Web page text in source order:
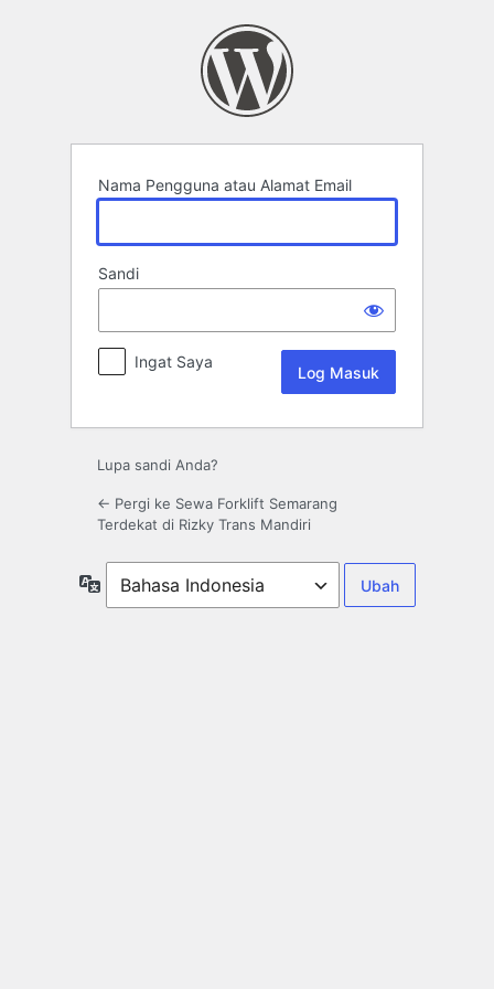
Nama Pengguna atau Alamat Email
Sandi
Ingat Saya
Lupa sandi Anda?
← Pergi ke Sewa Forklift Semarang
Terdekat di Rizky Trans Mandiri
Bahasa